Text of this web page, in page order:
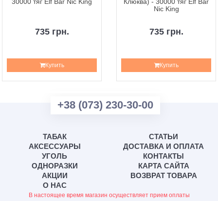
735 грн.
Купить
Nic King
735 грн.
Купить
+38 (073) 230-30-00
ТАБАК
АКСЕССУАРЫ
УГОЛЬ
ОДНОРАЗКИ
АКЦИИ
О НАС
СТАТЬИ
ДОСТАВКА И ОПЛАТА
КОНТАКТЫ
КАРТА САЙТА
ВОЗВРАТ ТОВАРА
В настоящее время магазин осуществляет прием оплаты